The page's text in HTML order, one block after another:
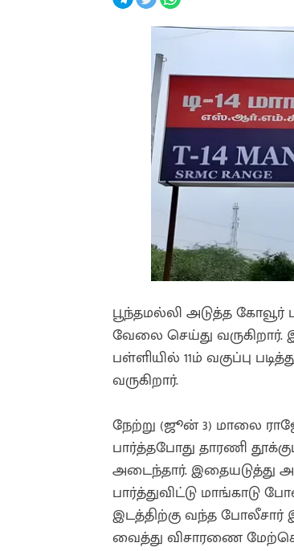
பூந்தமல்லி அடுத்த கோவூர்
வேலை செய்து
பள்ளியில் 11ம் வகுப்பு
வருகிறார்.
நேற்று (ஜூன் 3) மாலை
பார்த்தபோது தாரணி
அடைந்தார். இதையடுத்து
பார்த்துவிட்டு மாங்காடு
இடத்திற்கு வந்த போலீசார்
வைத்து விசாரணை